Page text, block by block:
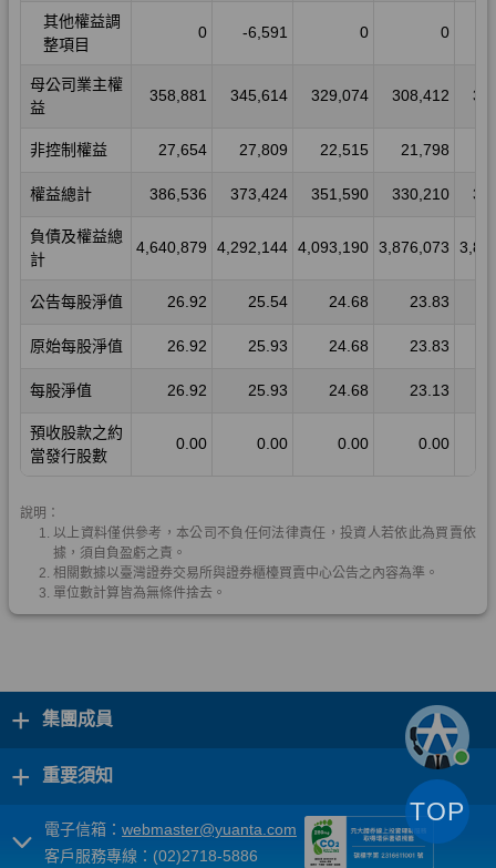
+ 集團成員
+ 重要須知
電子信箱： webmaster@yuanta.com
客戶服務專線：(02)2718-5886
TOP